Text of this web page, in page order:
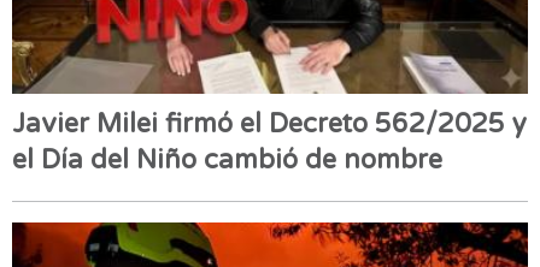
Javier Milei firmó el Decreto 562/2025 y
el Día del Niño cambió de nombre